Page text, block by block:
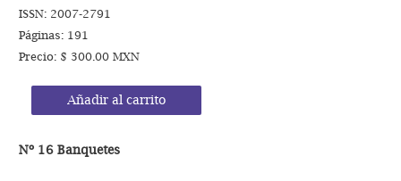
ISSN: 2007-2791
Páginas: 191
Precio: $ 300.00 MXN
Añadir al carrito
Nº 16 Banquetes